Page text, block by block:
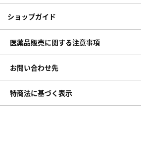
ショップガイド
医薬品販売に関する注意事項
お問い合わせ先
特商法に基づく表示